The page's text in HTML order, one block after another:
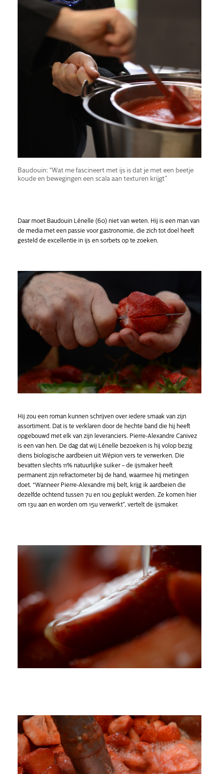
Baudouin: “Wat me fascineert met ijs is dat je met een beetje
koude en bewegingen een scala aan texturen krijgt”
Daar moet Baudouin Lénelle (60) niet van weten. Hij is een man van
de media met een passie voor gastronomie, die zich tot doel heeft
gesteld de excellentie in ijs en sorbets op te zoeken.
Hij zou een roman kunnen schrijven over iedere smaak van zijn
assortiment. Dat is te verklaren door de hechte band die hij heeft
opgebouwd met elk van zijn leveranciers. Pierre-Alexandre Canivez
is een van hen. De dag dat wij Lénelle bezoeken is hij volop bezig
diens biologische aardbeien uit Wépion vers te verwerken. Die
bevatten slechts 11% natuurlijke suiker – de ijsmaker heeft
permanent zijn refractometer bij de hand, waarmee hij metingen
doet. “Wanneer Pierre-Alexandre mij belt, krijg ik aardbeien die
dezelfde ochtend tussen 7u en 10u geplukt werden. Ze komen hier
om 13u aan en worden om 15u verwerkt”, vertelt de ijsmaker.